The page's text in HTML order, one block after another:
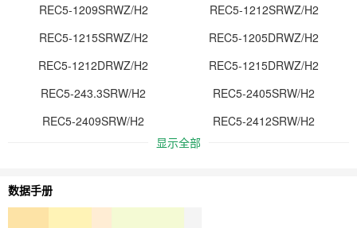
REC5-1209SRWZ/H2
REC5-1212SRWZ/H2
REC5-1215SRWZ/H2
REC5-1205DRWZ/H2
REC5-1212DRWZ/H2
REC5-1215DRWZ/H2
REC5-243.3SRW/H2
REC5-2405SRW/H2
REC5-2409SRW/H2
REC5-2412SRW/H2
显示全部
数据手册